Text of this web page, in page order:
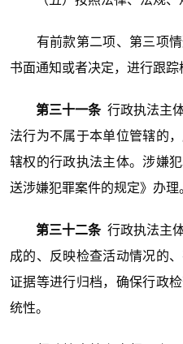
有前款第二项、第三项情
书面通知或者决定，进行跟踪
第三十一条 行政执法主
法行为不属于本单位管辖的
辖权的行政执法主体。涉嫌
送涉嫌犯罪案件的规定》办理
第三十二条 行政执法主
成的、反映检查活动情况的
证据等进行归档，确保行政
统性。